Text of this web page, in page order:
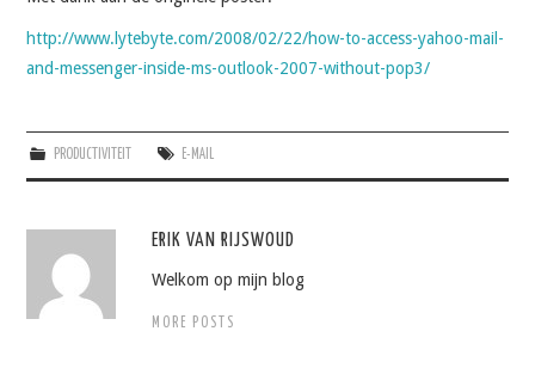
http://www.lytebyte.com/2008/02/22/how-to-access-yahoo-mail-
and-messenger-inside-ms-outlook-2007-without-pop3/
PRODUCTIVITEIT E-MAIL
ERIK VAN RIJSWOUD
Welkom op mijn blog
MORE POSTS